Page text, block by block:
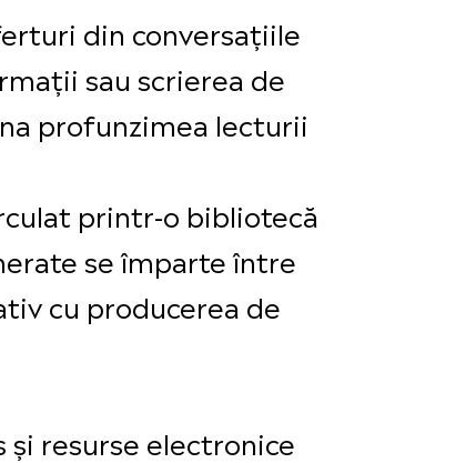
din conversațiile
sau scrierea de
profunzimea lecturii
printr-o bibliotecă
se împarte între
cu producerea de
resurse electronice